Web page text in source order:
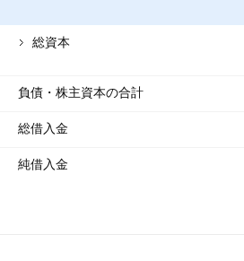
総資本
負債・株主資本の合計
総借入金
純借入金